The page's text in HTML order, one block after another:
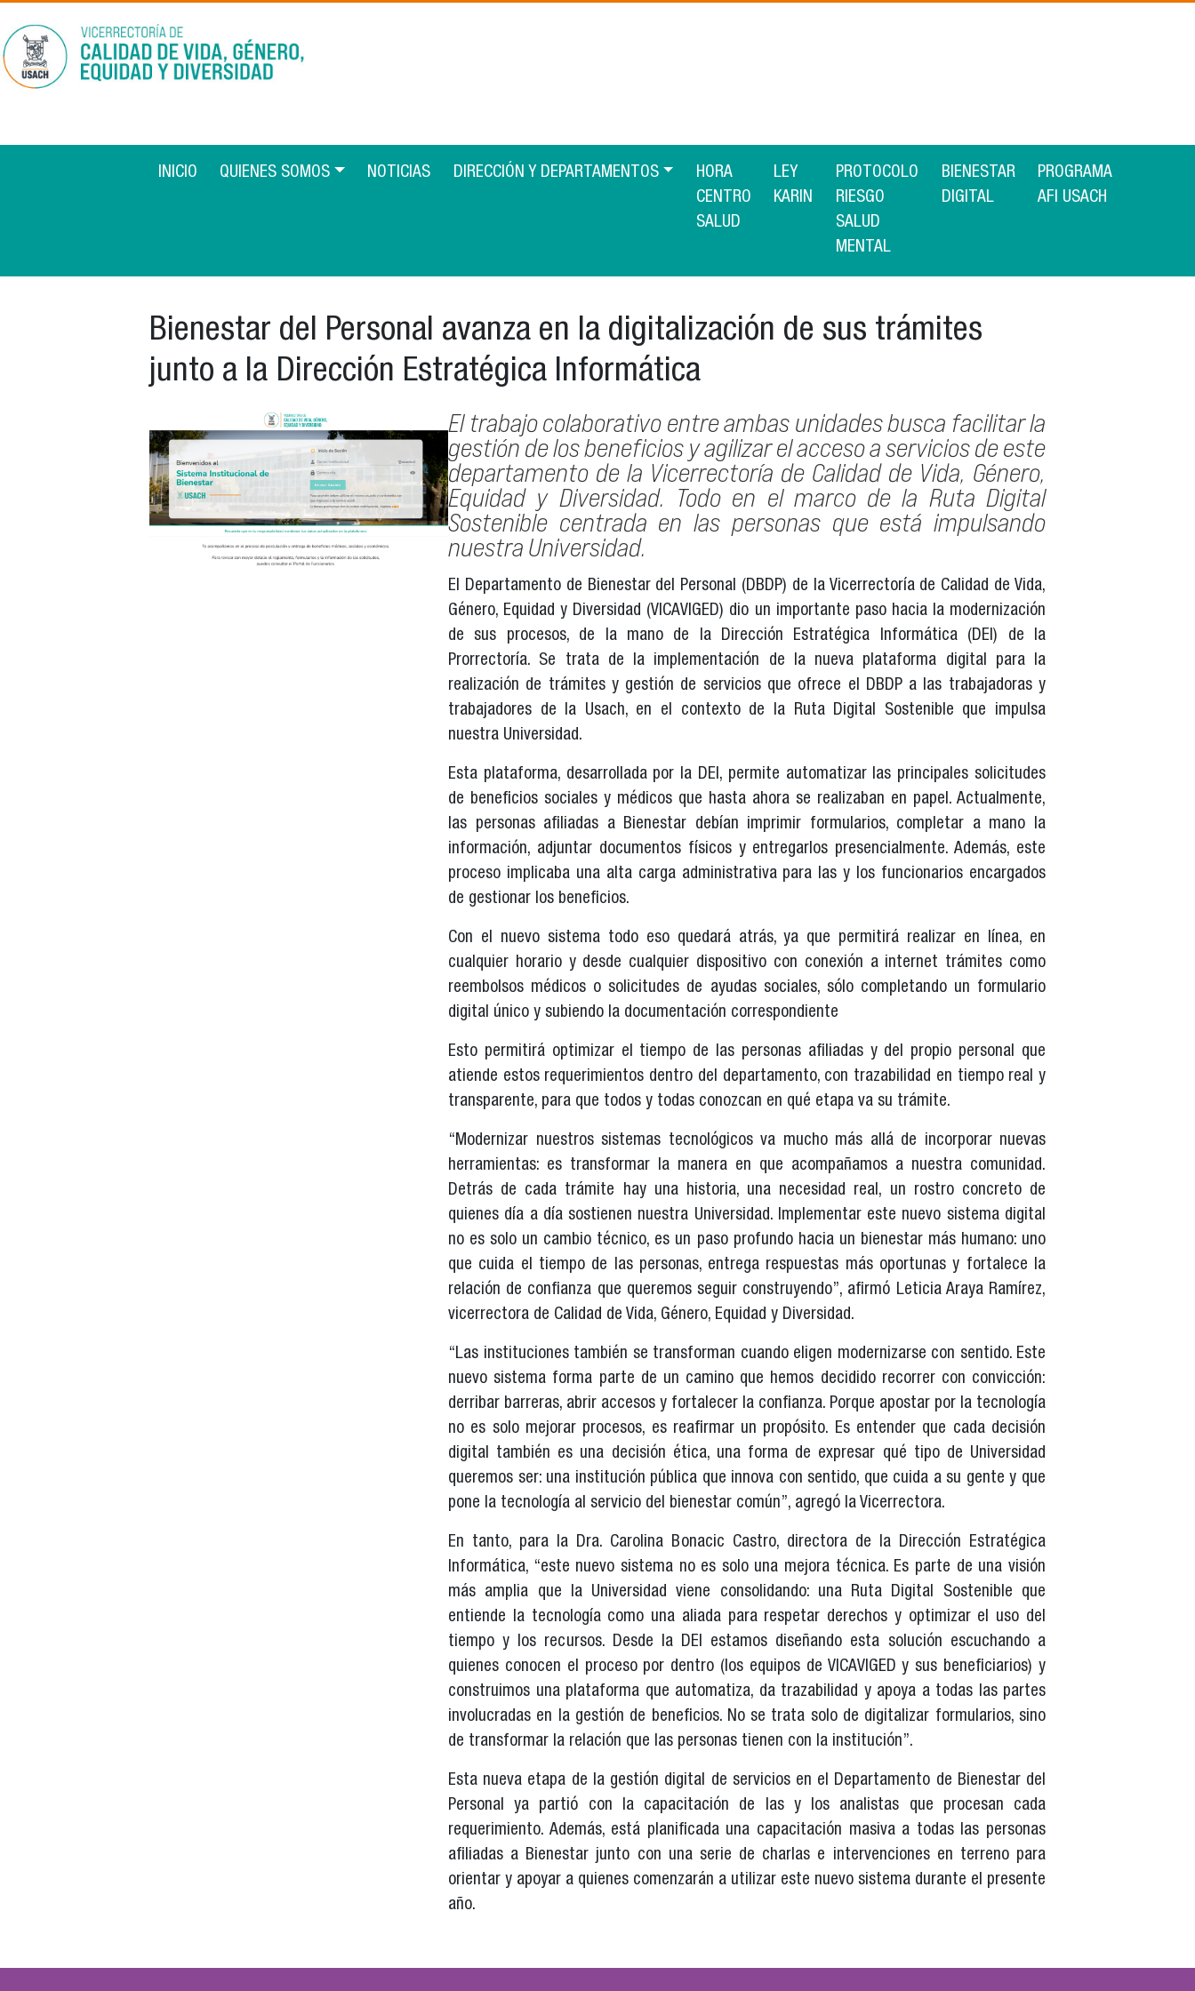
INICIO QUIENES SOMOS NOTICIAS DIRECCIÓN Y DEPARTAMENTOS
HORA
CENTRO
SALUD
LEY
KARIN
PROTOCOLO
RIESGO
SALUD
MENTAL
BIENESTAR
DIGITAL
PROGRAMA
AFI USACH
Bienestar del Personal avanza en la digitalización de sus trámites
junto a la Dirección Estratégica Informática
El trabajo colaborativo entre ambas unidades busca facilitar la
gestión de los beneficios y agilizar el acceso a servicios de este
departamento de la Vicerrectoría de Calidad de Vida, Género,
Equidad y Diversidad. Todo en el marco de la Ruta Digital
Sostenible centrada en las personas que está impulsando
nuestra Universidad.
El Departamento de Bienestar del Personal (DBDP) de la Vicerrectoría de Calidad de Vida,
Género, Equidad y Diversidad (VICAVIGED) dio un importante paso hacia la modernización
de sus procesos, de la mano de la Dirección Estratégica Informática (DEI) de la
Prorrectoría. Se trata de la implementación de la nueva plataforma digital para la
realización de trámites y gestión de servicios que ofrece el DBDP a las trabajadoras y
trabajadores de la Usach, en el contexto de la Ruta Digital Sostenible que impulsa
nuestra Universidad.
Esta plataforma, desarrollada por la DEI, permite automatizar las principales solicitudes
de beneficios sociales y médicos que hasta ahora se realizaban en papel. Actualmente,
las personas afiliadas a Bienestar debían imprimir formularios, completar a mano la
información, adjuntar documentos físicos y entregarlos presencialmente. Además, este
proceso implicaba una alta carga administrativa para las y los funcionarios encargados
de gestionar los beneficios.
Con el nuevo sistema todo eso quedará atrás, ya que permitirá realizar en línea, en
cualquier horario y desde cualquier dispositivo con conexión a internet trámites como
reembolsos médicos o solicitudes de ayudas sociales, sólo completando un formulario
digital único y subiendo la documentación correspondiente
Esto permitirá optimizar el tiempo de las personas afiliadas y del propio personal que
atiende estos requerimientos dentro del departamento, con trazabilidad en tiempo real y
transparente, para que todos y todas conozcan en qué etapa va su trámite.
“Modernizar nuestros sistemas tecnológicos va mucho más allá de incorporar nuevas
herramientas: es transformar la manera en que acompañamos a nuestra comunidad.
Detrás de cada trámite hay una historia, una necesidad real, un rostro concreto de
quienes día a día sostienen nuestra Universidad. Implementar este nuevo sistema digital
no es solo un cambio técnico, es un paso profundo hacia un bienestar más humano: uno
que cuida el tiempo de las personas, entrega respuestas más oportunas y fortalece la
relación de confianza que queremos seguir construyendo”, afirmó Leticia Araya Ramírez,
vicerrectora de Calidad de Vida, Género, Equidad y Diversidad.
“Las instituciones también se transforman cuando eligen modernizarse con sentido. Este
nuevo sistema forma parte de un camino que hemos decidido recorrer con convicción:
derribar barreras, abrir accesos y fortalecer la confianza. Porque apostar por la tecnología
no es solo mejorar procesos, es reafirmar un propósito. Es entender que cada decisión
digital también es una decisión ética, una forma de expresar qué tipo de Universidad
queremos ser: una institución pública que innova con sentido, que cuida a su gente y que
pone la tecnología al servicio del bienestar común”, agregó la Vicerrectora.
En tanto, para la Dra. Carolina Bonacic Castro, directora de la Dirección Estratégica
Informática, “este nuevo sistema no es solo una mejora técnica. Es parte de una visión
más amplia que la Universidad viene consolidando: una Ruta Digital Sostenible que
entiende la tecnología como una aliada para respetar derechos y optimizar el uso del
tiempo y los recursos. Desde la DEI estamos diseñando esta solución escuchando a
quienes conocen el proceso por dentro (los equipos de VICAVIGED y sus beneficiarios) y
construimos una plataforma que automatiza, da trazabilidad y apoya a todas las partes
involucradas en la gestión de beneficios. No se trata solo de digitalizar formularios, sino
de transformar la relación que las personas tienen con la institución”.
Esta nueva etapa de la gestión digital de servicios en el Departamento de Bienestar del
Personal ya partió con la capacitación de las y los analistas que procesan cada
requerimiento. Además, está planificada una capacitación masiva a todas las personas
afiliadas a Bienestar junto con una serie de charlas e intervenciones en terreno para
orientar y apoyar a quienes comenzarán a utilizar este nuevo sistema durante el presente
año.